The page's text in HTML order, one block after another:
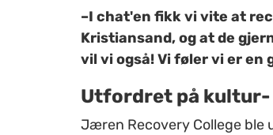
–I chat'en fikk vi vite at
Kristiansand, og at de
vil vi også! Vi føler vi er en
Utfordret på kultur-
Jæren Recovery College ble